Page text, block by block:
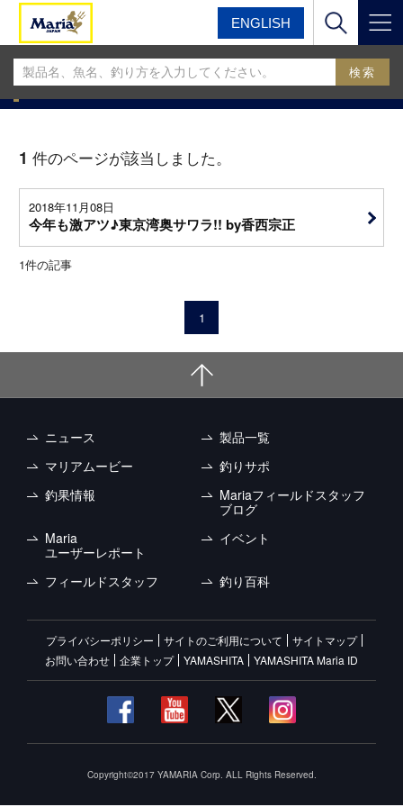
ENGLISH
マリア マリアフィールドスタッフブログ
MariaフィールドスタッフBLOG
1 件のページが該当しました。
2018年11月08日
今年も激アツ♪東京湾奥サワラ!! by香西宗正
1件の記事
1
ニュース
製品一覧
マリアムービー
釣りサポ
釣果情報
Mariaフィールドスタッフ
ブログ
Maria
ユーザーレポート
イベント
フィールドスタッフ 釣り百科
プライバシーポリシー サイトのご利用について
サイトマップ
お問い合わせ
企業トップ YAMASHITA YAMASHITA Maria ID
Copyright©2017 YAMARIA Corp. ALL Rights Reserved.